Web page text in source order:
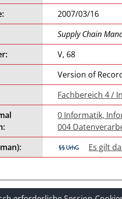
2007/03/16
Supply Chain
V, 68
Version of
Fachbereich 4 /
0 Informatik,
004
Es gilt